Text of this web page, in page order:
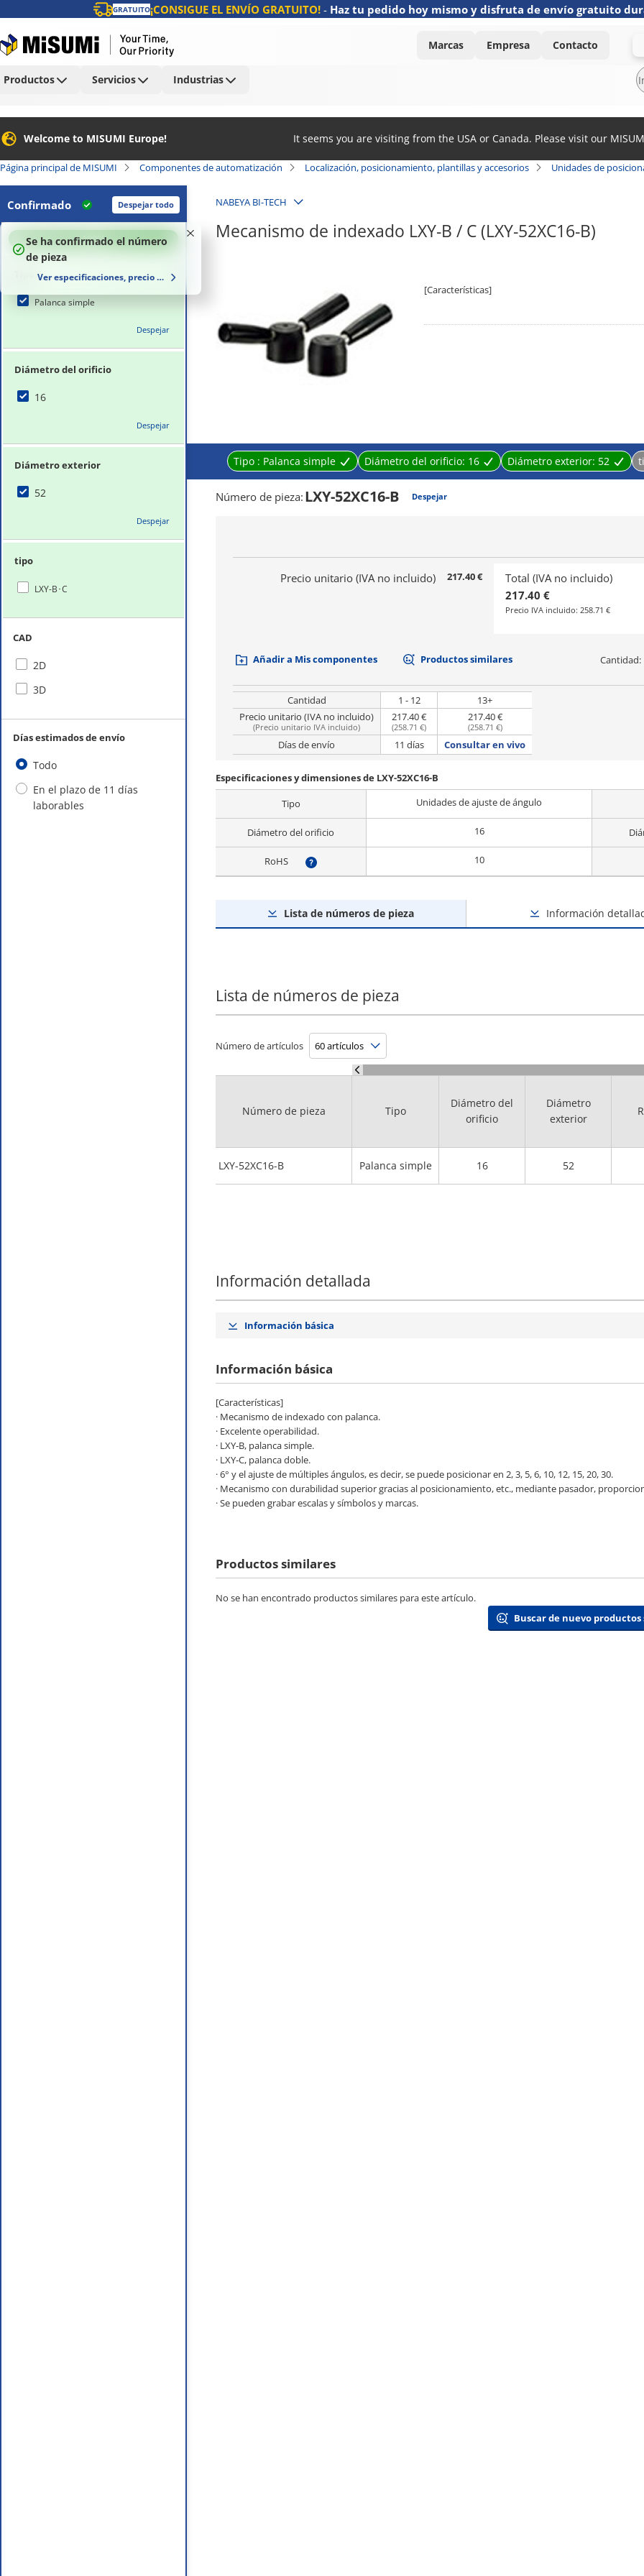
GRATUITO¡CONSIGUE EL ENVÍO GRATUITO!- Haz tu pedido hoy mismo y disfruta de envío gratuito
Marcas Empresa Contacto
Productos Servicios Industrias
Welcome to MISUMI Europe! It seems you are visiting from the USA or Canada. Please visit our
Página principal de MISUMI Componentes de automatización Localización, posicionamiento, plantillas y accesorios Unidades de
Confirmado Despejar todo
100%
Se ha confirmado el número
de pieza
Ver especificaciones, precio y plazo de entrega
Palanca simple
Despejar
Diámetro del orificio
16
Despejar
Diámetro exterior
52
Despejar
tipo
LXY-B･C
CAD
2D
3D
Días estimados de envío
Todo
En el plazo de 11 días
laborables
NABEYA BI-TECH
Mecanismo de indexado LXY-B / C (LXY-52XC16-B)
[Características]
Tipo : Palanca simple Diámetro del orificio: 16 Diámetro exterior: 52
Número de pieza: LXY-52XC16-B Despejar
Precio unitario (IVA no incluido) 217.40 €
Total (IVA no incluido)
217.40 €
Precio IVA incluido: 258.71 €
Añadir a Mis componentes Productos similares Cantidad:
Cantidad 1 - 12
13+
Precio unitario (IVA no incluido)
(Precio unitario IVA incluido)
217.40 €
(258.71 €)
217.40 €
(258.71 €)
Días de envío 11 días Consultar en vivo
Especificaciones y dimensiones de LXY-52XC16-B
Tipo
Unidades de ajuste de ángulo
Diámetro del orificio 16
RoHS 10
Lista de números de pieza Información
Lista de números de pieza
Número de artículos
Número de pieza
LXY-52XC16-B
Tipo
Diámetro del
orificio
Diámetro
exterior
Palanca simple 16 52
Información detallada
Información básica
Información básica
[Características]
· Mecanismo de indexado con palanca.
· Excelente operabilidad.
· LXY‐B, palanca simple.
· LXY‐C, palanca doble.
· 6° y el ajuste de múltiples ángulos, es decir, se puede posicionar en 2, 3, 5, 6, 10, 12, 15, 20, 30.
· Mecanismo con durabilidad superior gracias al posicionamiento, etc., mediante pasador,
· Se pueden grabar escalas y símbolos y marcas.
Productos similares
No se han encontrado productos similares para este artículo.
Buscar de nuevo